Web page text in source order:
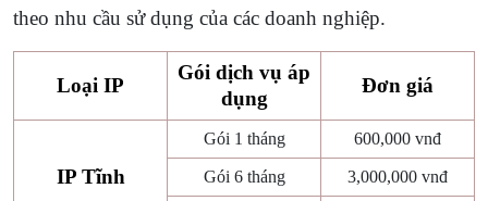
theo nhu cầu sử dụng của các doanh nghiệp.
Loại IP
Gói dịch vụ áp
dụng
Đơn giá
IP Tĩnh
Gói 1 tháng 600,000 vnđ
Gói 6 tháng 3,000,000 vnđ